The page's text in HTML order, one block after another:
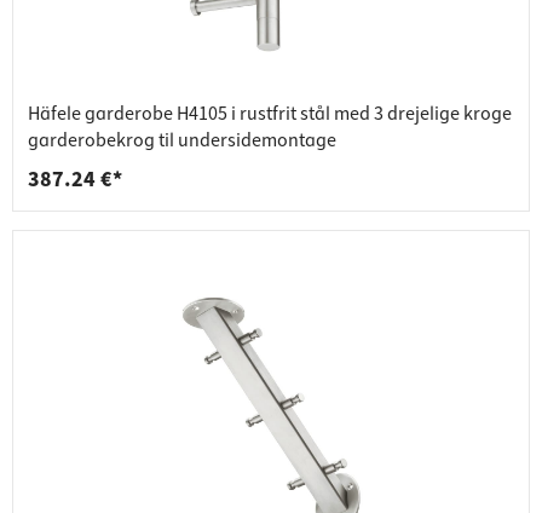
Häfele garderobe H4105 i rustfrit stål med 3 drejelige kroge
garderobekrog til undersidemontage
387.24 €*